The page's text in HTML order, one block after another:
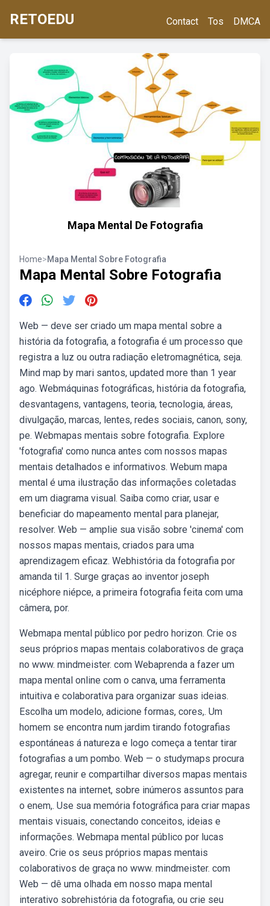
RETOEDU Contact Tos DMCA
Mapa Mental De Fotografia
Home>Mapa Mental Sobre Fotografia
Mapa Mental Sobre Fotografia
Web — deve ser criado um mapa mental sobre a
história da fotografia, a fotografia é um processo que
registra a luz ou outra radiação eletromagnética, seja.
Mind map by mari santos, updated more than 1 year
ago. Webmáquinas fotográficas, história da fotografia,
desvantagens, vantagens, teoria, tecnologia, áreas,
divulgação, marcas, lentes, redes sociais, canon, sony,
pe. Webmapas mentais sobre fotografia. Explore
'fotografia' como nunca antes com nossos mapas
mentais detalhados e informativos. Webum mapa
mental é uma ilustração das informações coletadas
em um diagrama visual. Saiba como criar, usar e
beneficiar do mapeamento mental para planejar,
resolver. Web — amplie sua visão sobre 'cinema' com
nossos mapas mentais, criados para uma
aprendizagem eficaz. Webhistória da fotografia por
amanda til 1. Surge graças ao inventor joseph
nicéphore niépce, a primeira fotografia feita com uma
câmera, por.
Webmapa mental público por pedro horizon. Crie os
seus próprios mapas mentais colaborativos de graça
no www. mindmeister. com Webaprenda a fazer um
mapa mental online com o canva, uma ferramenta
intuitiva e colaborativa para organizar suas ideias.
Escolha um modelo, adicione formas, cores,. Um
homem se encontra num jardim tirando fotografias
espontáneas á natureza e logo começa a tentar tirar
fotografias a um pombo. Web — o studymaps procura
agregar, reunir e compartilhar diversos mapas mentais
existentes na internet, sobre inúmeros assuntos para
o enem,. Use sua memória fotográfica para criar mapas
mentais visuais, conectando conceitos, ideias e
informações. Webmapa mental público por lucas
aveiro. Crie os seus próprios mapas mentais
colaborativos de graça no www. mindmeister. com
Web — dê uma olhada em nosso mapa mental
interativo sobrehistória da fotografia, ou crie seu